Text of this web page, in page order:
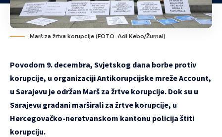
Marš za žrtva korupcije (FOTO: Adi Kebo/Žurnal)
Povodom 9. decembra, Svjetskog dana borbe protiv
korupcije, u organizaciji Antikorupcijske mreže Account,
u Sarajevu je održan Marš za žrtve korupcije. Dok su u
Sarajevu građani marširali za žrtve korupcije, u
Hercegovačko-neretvanskom kantonu policija štiti
korupciju.